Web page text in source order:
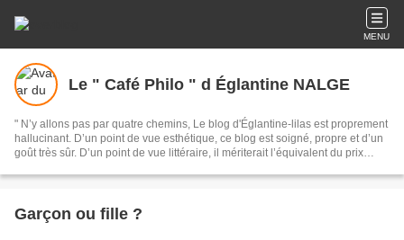
MENU
Le " Café Philo " d Églantine NALGE
" N’y allons pas par quatre chemins, Le blog d'Églantine-lilas est proprement
hallucinant. D’un point de vue esthétique, ce blog est soigné, propre et d’un
goût très sûr. D’un point de vue littéraire, il mériterait l’équivalent du prix
Églantine Lilas. »... Ainsi parlait Zarathoustra ... euh à vrai dire, lisabuzz.com
Garçon ou fille ?